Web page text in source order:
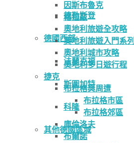
德勒斯登
德國西部
法蘭克福
斯圖加特
科隆
其他德國區域
因斯布魯克
格拉茲
奧地利旅遊全攻略
奧地利旅遊入門系列
奧地利城市攻略
奧地利多日遊行程
捷克
布拉格與周遭
布拉格市區
布拉格郊區
庫倫洛夫
布爾諾